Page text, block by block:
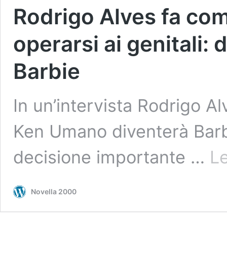
Rodrigo Alves fa
operarsi ai genitali:
Barbie
In un’intervista Rodrigo
Ken Umano diventerà
decisione importante …
Novella 2000